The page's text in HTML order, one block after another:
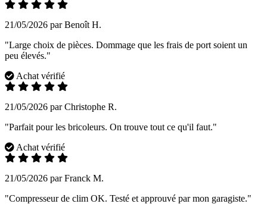
21/05/2026 par Benoît H.
"Large choix de pièces. Dommage que les frais de port soient un
peu élevés."
Achat vérifié
21/05/2026 par Christophe R.
"Parfait pour les bricoleurs. On trouve tout ce qu'il faut."
Achat vérifié
21/05/2026 par Franck M.
"Compresseur de clim OK. Testé et approuvé par mon garagiste."